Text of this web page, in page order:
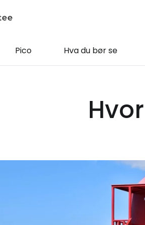
Pico Hva du bør se